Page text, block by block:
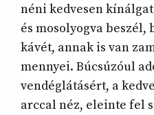
néni kedvesen
és mosolyogva
kávét, annak is van
mennyei. Búcsúzóul
vendéglátásért, a
arccal néz, eleinte fel